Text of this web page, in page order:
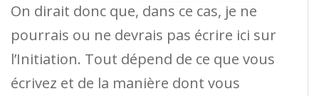
On dirait donc que, dans ce cas, je ne
pourrais ou ne devrais pas écrire ici sur
l’Initiation. Tout dépend de ce que vous
écrivez et de la manière dont vous